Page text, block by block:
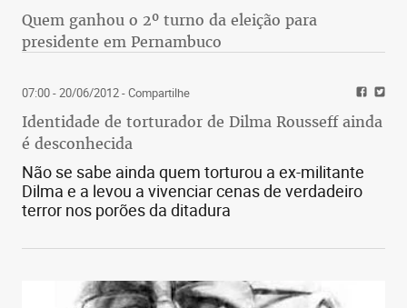
Quem ganhou o 2º turno da eleição para
presidente em Pernambuco
07:00 - 20/06/2012- Compartilhe
Identidade de torturador de Dilma Rousseff ainda
é desconhecida
Não se sabe ainda quem torturou a ex-militante
Dilma e a levou a vivenciar cenas de verdadeiro
terror nos porões da ditadura